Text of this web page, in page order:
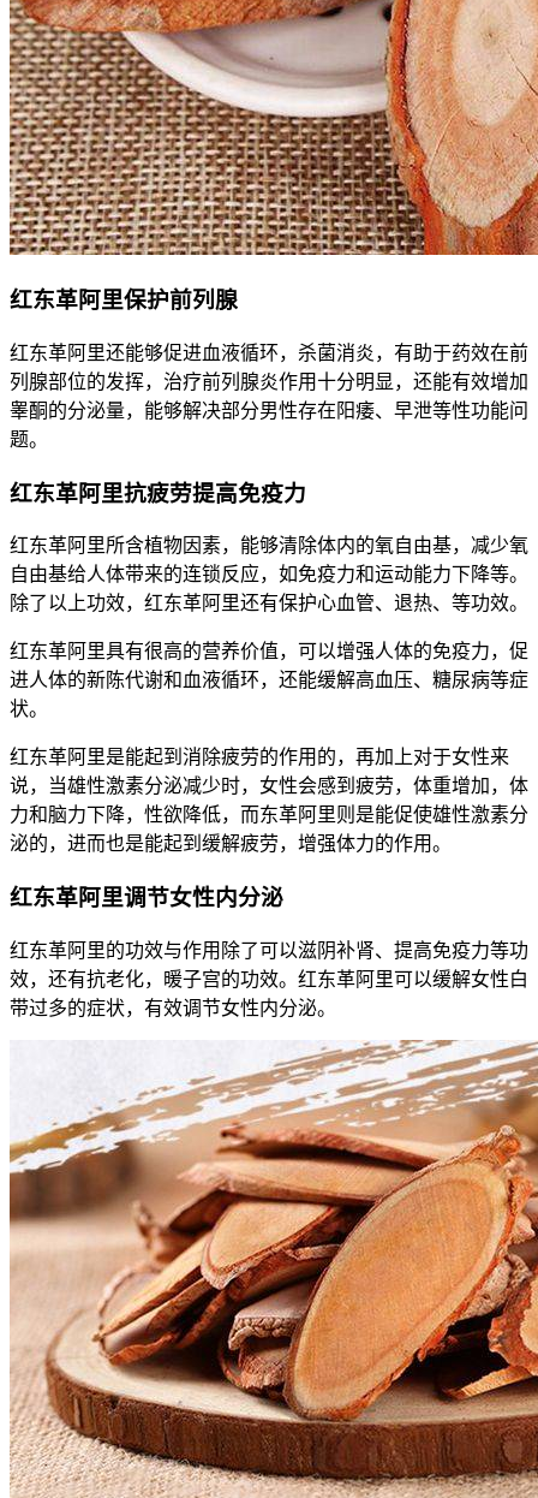
红东革阿里保护前列腺
红东革阿里还能够促进血液循环，杀菌消炎，有助于药效在前
列腺部位的发挥，治疗前列腺炎作用十分明显，还能有效增加
睾酮的分泌量，能够解决部分男性存在阳痿、早泄等性功能问
题。
红东革阿里抗疲劳提高免疫力
红东革阿里所含植物因素，能够清除体内的氧自由基，减少氧
自由基给人体带来的连锁反应，如免疫力和运动能力下降等。
除了以上功效，红东革阿里还有保护心血管、退热、等功效。
红东革阿里具有很高的营养价值，可以增强人体的免疫力，促
进人体的新陈代谢和血液循环，还能缓解高血压、糖尿病等症
状。
红东革阿里是能起到消除疲劳的作用的，再加上对于女性来
说，当雄性激素分泌减少时，女性会感到疲劳，体重增加，体
力和脑力下降，性欲降低，而东革阿里则是能促使雄性激素分
泌的，进而也是能起到缓解疲劳，增强体力的作用。
红东革阿里调节女性内分泌
红东革阿里的功效与作用除了可以滋阴补肾、提高免疫力等功
效，还有抗老化，暖子宫的功效。红东革阿里可以缓解女性白
带过多的症状，有效调节女性内分泌。